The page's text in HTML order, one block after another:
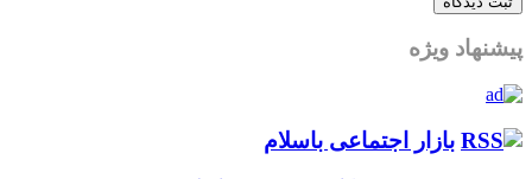
پیشنهاد ویژه
بازار اجتماعی باسلام